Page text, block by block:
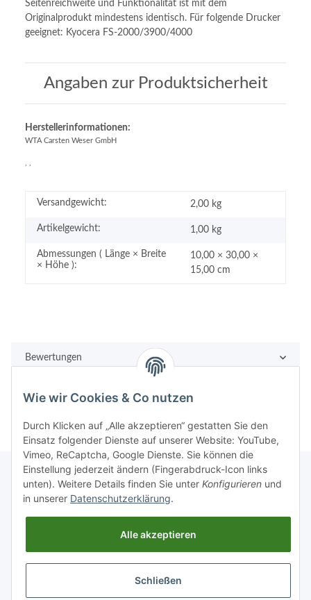
Seitenreichweite und Funktionalität ist mit dem
Originalprodukt mindestens identisch. Für folgende Drucker
geeignet: Kyocera FS-2000/3900/4000
Angaben zur Produktsicherheit
Herstellerinformationen:
WTA Carsten Weser GmbH
Versandgewicht: 2,00 kg
Artikelgewicht: 1,00 kg
Abmessungen ( Länge × Breite
× Höhe ):
10,00 × 30,00 ×
15,00 cm
Bewertungen
Rechtliches
Vertrag widerrufen
Wie wir Cookies & Co nutzen
Durch Klicken auf „Alle akzeptieren“ gestatten Sie den
Einsatz folgender Dienste auf unserer Website: YouTube,
Vimeo, ReCaptcha, Google Dienste. Sie können die
Einstellung jederzeit ändern (Fingerabdruck-Icon links
unten). Weitere Details finden Sie unter Konfigurieren und
in unserer Datenschutzerklärung.
Alle akzeptieren
Schließen